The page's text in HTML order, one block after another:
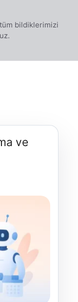
bildiklerimizi
ve